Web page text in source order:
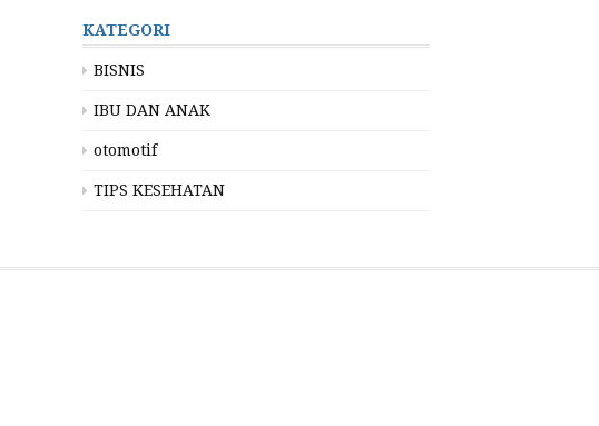
KATEGORI
BISNIS
IBU DAN ANAK
otomotif
TIPS KESEHATAN